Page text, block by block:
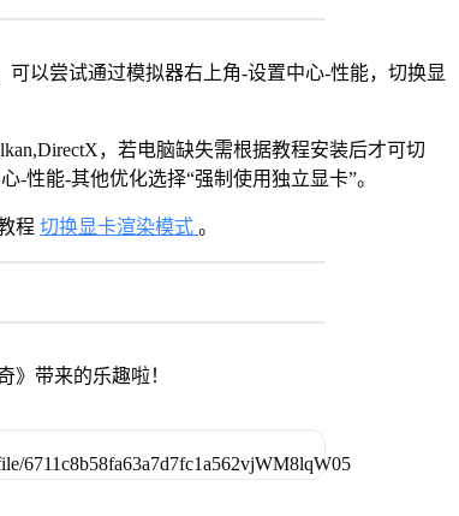
以尝试通过模拟器右上角-设置中心-性能，切换显
，若电脑缺失需根据教程安装后才可切
-性能-其他优化选择“强制使用独立显卡”。
程 切换显卡渲染模式 。
》带来的乐趣啦！